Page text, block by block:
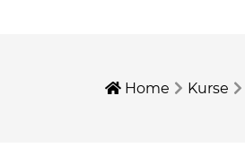
Home Kurse